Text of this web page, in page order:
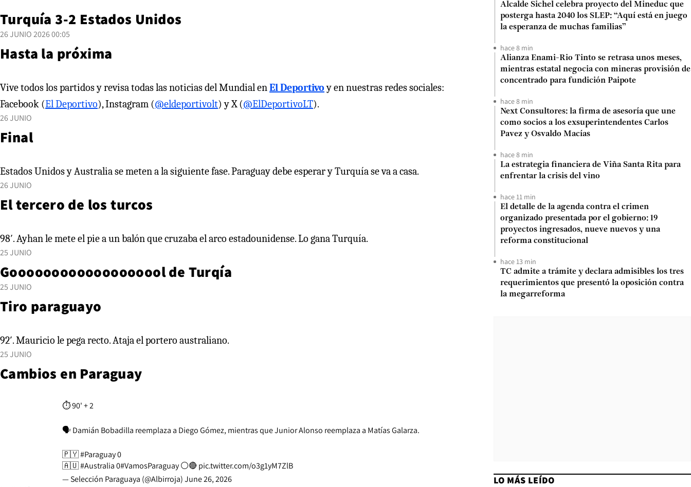
Turquía 3-2 Estados Unidos
26 JUNIO 2026 00:05
Hasta la próxima
Vive todos los partidos y revisa todas las noticias del Mundial enEl Deportivoy en nuestras redes sociales:
Facebook (El Deportivo), Instagram (@eldeportivolt) y X (@ElDeportivoLT).
26 JUNIO
Final
Estados Unidos y Australia se meten a la siguiente fase. Paraguay debe esperar y Turquía se va a casa.
26 JUNIO
El tercero de los turcos
98′. Ayhan le mete el pie a un balón que cruzaba el arco estadounidense. Lo gana Turquía.
25 JUNIO
Gooooooooooooooooool de Turqía
25 JUNIO
Tiro paraguayo
92′. Mauricio le pega recto. Ataja el portero australiano.
25 JUNIO
Cambios en Paraguay
⏱️ 90' + 2
🗣️ Damián Bobadilla reemplaza a Diego Gómez, mientras que Junior Alonso reemplaza a Matías Galarza.
🇵🇾#Paraguay0
🇦🇺#Australia0#VamosParaguay⚪🔴 pic.twitter.com/o3g1yM7ZlB
— Selección Paraguaya (@Albirroja)June 26, 2026
Alcalde Sichel celebra proyecto del Mineduc que
posterga hasta 2040 los SLEP: “Aquí está en juego
la esperanza de muchas familias”
hace 8 min
Alianza Enami-Rio Tinto se retrasa unos meses,
mientras estatal negocia con mineras provisión de
concentrado para fundición Paipote
hace 8 min
Next Consultores: la firma de asesoría que une
como socios a los exsuperintendentes Carlos
Pavez y Osvaldo Macías
hace 8 min
La estrategia financiera de Viña Santa Rita para
enfrentar la crisis del vino
hace 11 min
El detalle de la agenda contra el crimen
organizado presentada por el gobierno: 19
proyectos ingresados, nueve nuevos y una
reforma constitucional
hace 13 min
TC admite a trámite y declara admisibles los tres
requerimientos que presentó la oposición contra
la megarreforma
LO MÁS LEÍDO